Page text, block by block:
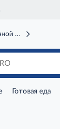
вокзал)
Готовая еда